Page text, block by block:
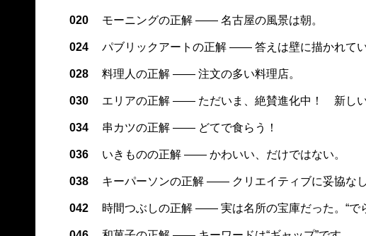
020 モーニングの正解 —— 名古屋の風景は朝。
024 パブリックアートの正解 —— 答えは壁に描かれてい
028 料理人の正解 —— 注文の多い料理店。
030 エリアの正解 —— ただいま、絶賛進化中！ 新しい
034 串カツの正解 —— どてで食らう！
036 いきものの正解 —— かわいい、だけではない。
038 キーパーソンの正解 —— クリエイティブに妥協なし
042 時間つぶしの正解 —— 実は名所の宝庫だった。“で